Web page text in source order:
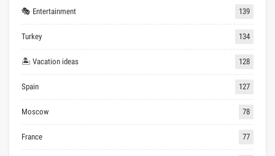
🎭 Entertainment 139
Turkey 134
🏝 Vacation ideas 128
Spain 127
Moscow 78
France 77